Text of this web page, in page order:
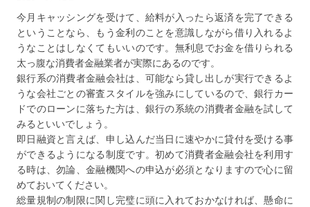
今月キャッシングを受けて、給料が入ったら返済を完了できる
ということなら、もう金利のことを意識しながら借り入れるよ
うなことはしなくてもいいのです。無利息でお金を借りられる
太っ腹な消費者金融業者が実際にあるのです。
銀行系の消費者金融会社は、可能なら貸し出しが実行できるよ
うな会社ごとの審査スタイルを強みにしているので、銀行カー
ドでのローンに落ちた方は、銀行の系統の消費者金融を試して
みるといいでしょう。
即日融資と言えば、申し込んだ当日に速やかに貸付を受ける事
ができるようになる制度です。初めて消費者金融会社を利用す
る時は、勿論、金融機関への申込が必須となりますので心に留
めておいてください。
総量規制の制限に関し完璧に頭に入れておかなければ、懸命に